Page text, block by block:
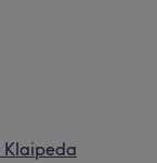
Klaipeda